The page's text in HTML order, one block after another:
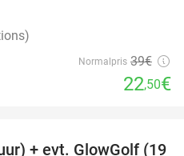
Normalpris 39€
22,50€
+ evt. GlowGolf (19